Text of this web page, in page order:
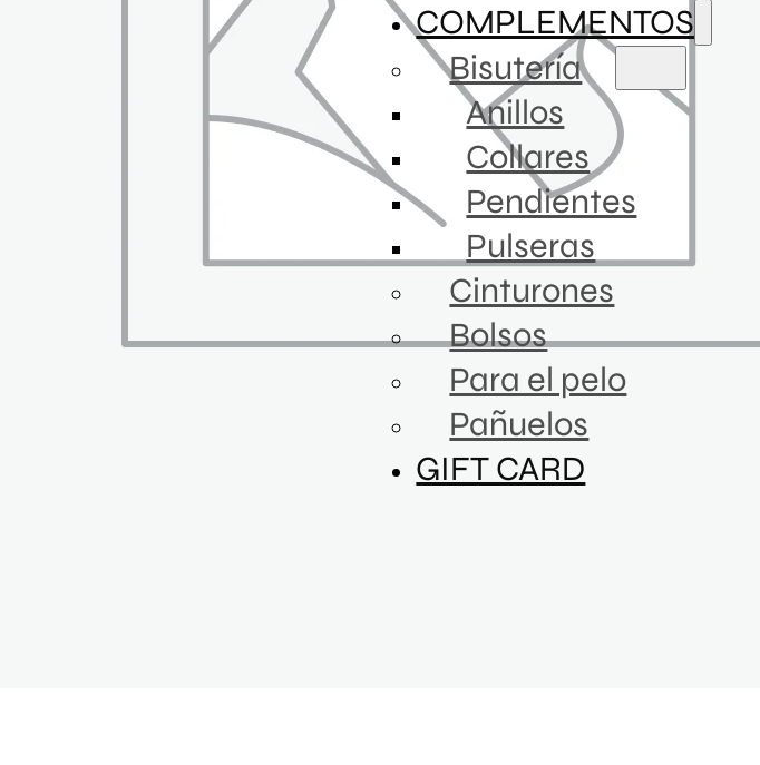
COMPLEMENTOS
Bisutería
Anillos
Collares
Pendientes
Pulseras
Cinturones
Bolsos
Para el pelo
Pañuelos
GIFT CARD